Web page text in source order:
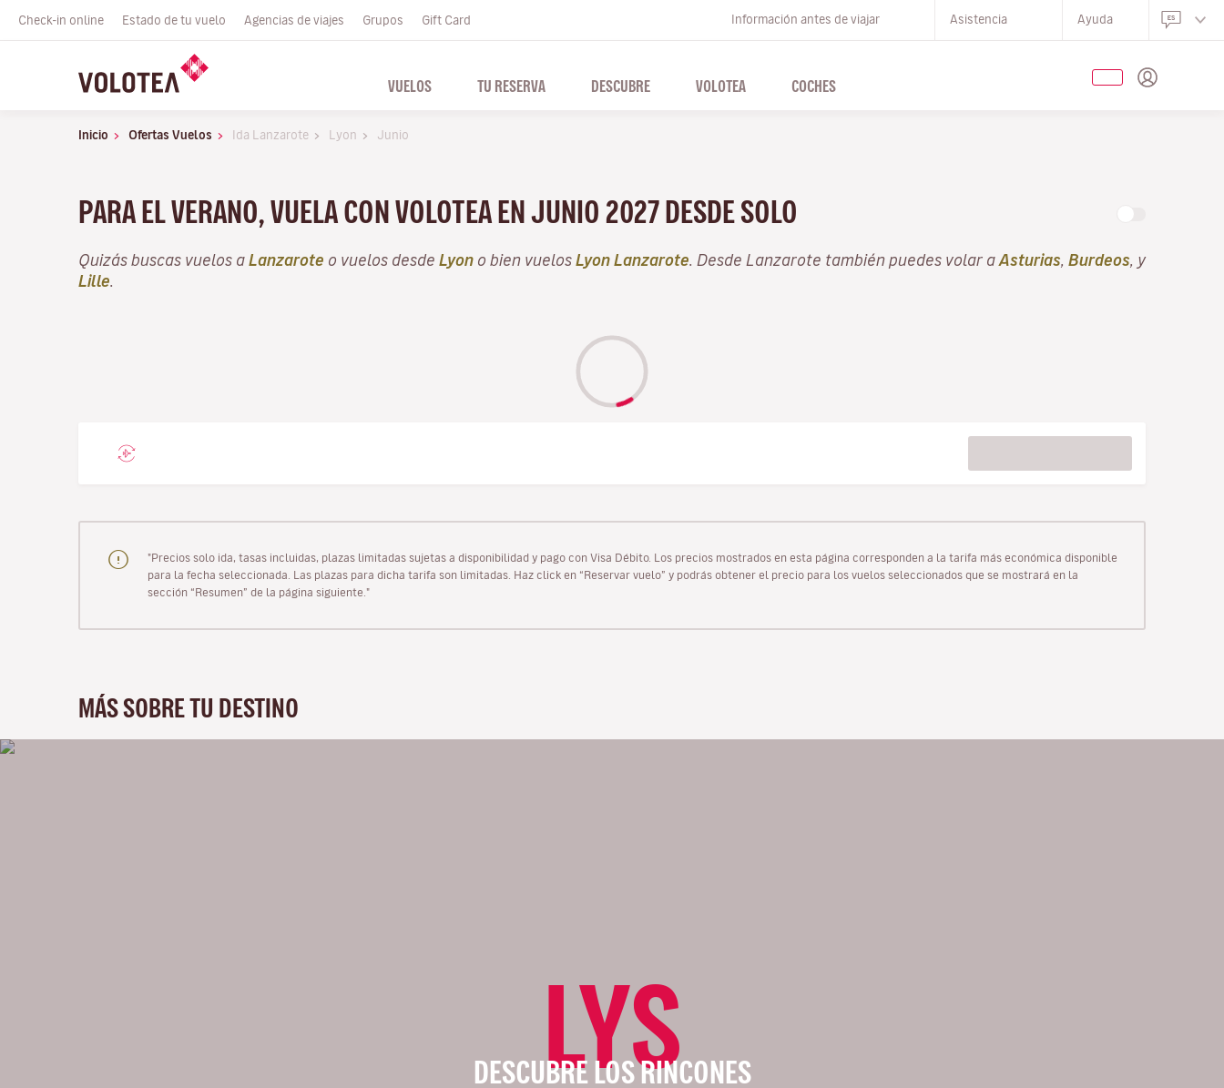
Check-in online Estado de tu vuelo Agencias de viajes Grupos Gift Card Información antes de viajar Asistencia Ayuda
VUELOS TU RESERVA DESCUBRE VOLOTEA COCHES
Inicio Ofertas Vuelos Ida Lanzarote Lyon Junio
PARA EL VERANO, VUELA CON VOLOTEA EN JUNIO 2027 DESDE SOLO
Quizás buscas vuelos a Lanzarote o vuelos desde Lyon o bien vuelos Lyon Lanzarote . Desde Lanzarote también puedes volar a Asturias Burdeos , y
Lille
"Precios solo ida, tasas incluidas, plazas limitadas sujetas a disponibilidad y pago con Visa Débito. Los precios mostrados en esta página corresponden a la tarifa más económica disponible
para la fecha seleccionada. Las plazas para dicha tarifa son limitadas. Haz click en “Reservar vuelo” y podrás obtener el precio para los vuelos seleccionados que se mostrará en la
sección “Resumen” de la página siguiente."
MÁS SOBRE TU DESTINO
LYS
DESCUBRE LOS RINCONES